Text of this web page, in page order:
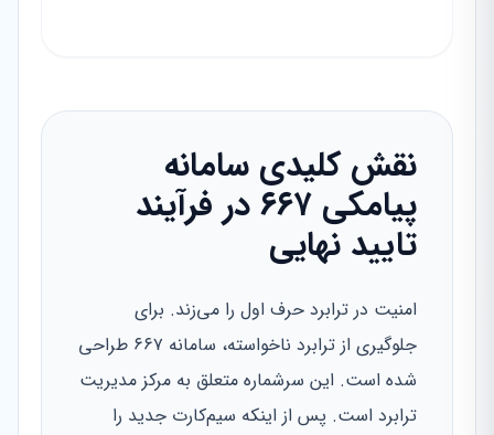
نقش کلیدی سامانه
پیامکی ۶۶۷ در فرآیند
تایید نهایی
امنیت در ترابرد حرف اول را می‌زند. برای
جلوگیری از ترابرد ناخواسته، سامانه ۶۶۷ طراحی
شده است. این سرشماره متعلق به مرکز مدیریت
ترابرد است. پس از اینکه سیم‌کارت جدید را